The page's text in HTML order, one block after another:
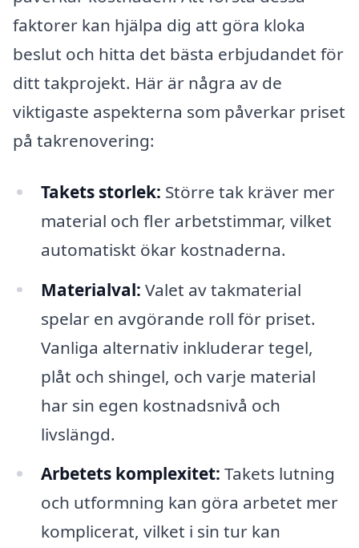
faktorer kan hjälpa dig att göra kloka
beslut och hitta det bästa erbjudandet för
ditt takprojekt. Här är några av de
viktigaste aspekterna som påverkar priset
på takrenovering:
Takets storlek: Större tak kräver mer
material och fler arbetstimmar, vilket
automatiskt ökar kostnaderna.
Materialval: Valet av takmaterial
spelar en avgörande roll för priset.
Vanliga alternativ inkluderar tegel,
plåt och shingel, och varje material
har sin egen kostnadsnivå och
livslängd.
Arbetets komplexitet: Takets lutning
och utformning kan göra arbetet mer
komplicerat, vilket i sin tur kan